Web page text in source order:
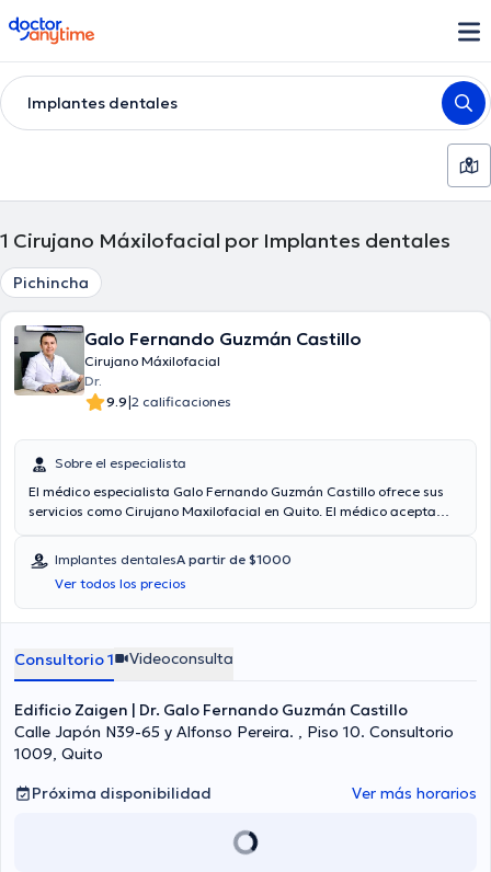
doctoranytime
Implantes dentales
1 Cirujano Máxilofacial por Implantes dentales
Pichincha
Galo Fernando Guzmán Castillo
Cirujano Máxilofacial
Dr.
9.9|2 calificaciones
Sobre el especialista
El médico especialista Galo Fernando Guzmán Castillo ofrece sus
servicios como Cirujano Maxilofacial en Quito. El médico acepta
de la consulta con el doctor Galo Fernando Guzmán Castillo es de a
partir de $50. Algunos de los servicios médicos ofrecidos en el
consultorio son: Extracción de las muelas del juicio, Aplicación de
toxína botulinica, Cirugía de prognatismo maxilar inferior, Implantes
Implantes dentalesA partir de $1000
Ver todos los precios
Consultorio 1 Videoconsulta
Edificio Zaigen | Dr. Galo Fernando Guzmán Castillo
Calle Japón N39-65 y Alfonso Pereira. , Piso 10. Consultorio
1009, Quito
Próxima disponibilidad
Ver más horarios